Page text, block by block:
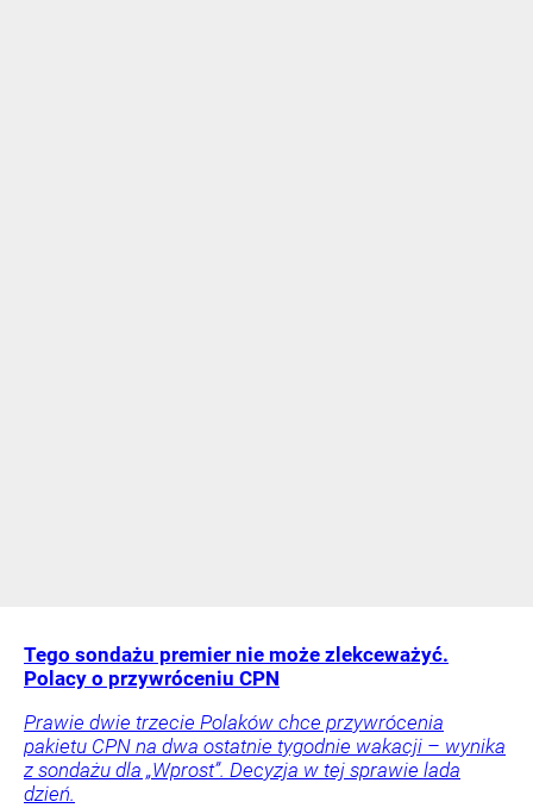
Tego sondażu premier nie może zlekceważyć.
Polacy o przywróceniu CPN
Prawie dwie trzecie Polaków chce przywrócenia
pakietu CPN na dwa ostatnie tygodnie wakacji – wynika
z sondażu dla „Wprost”. Decyzja w tej sprawie lada
dzień.